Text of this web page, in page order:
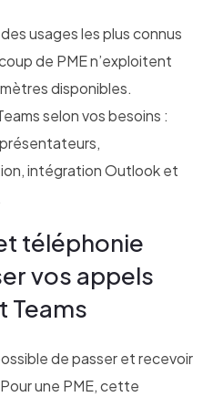
usages les plus connus
de PME n’exploitent
disponibles.
selon vos besoins :
intégration Outlook et
téléphonie
vos appels
Teams
de passer et recevoir
une PME, cette